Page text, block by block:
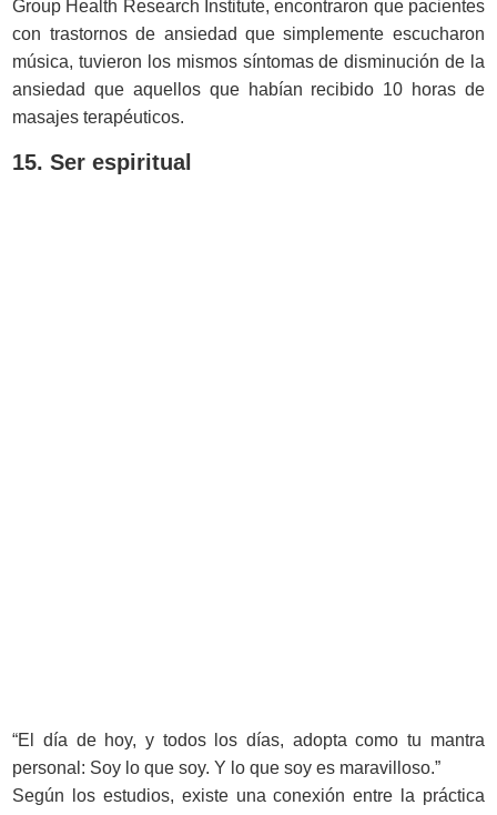
Group Health Research Institute, encontraron que pacientes
con trastornos de ansiedad que simplemente escucharon
música, tuvieron los mismos síntomas de disminución de la
ansiedad que aquellos que habían recibido 10 horas de
masajes terapéuticos.
15. Ser espiritual
“El día de hoy, y todos los días, adopta como tu mantra
personal: Soy lo que soy. Y lo que soy es maravilloso.”
Según los estudios, existe una conexión entre la práctica